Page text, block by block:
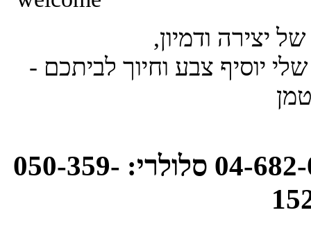
יצירה ודמיון,
יוסיף צבע וחיוך לביתכם -
אסנת רוטמן: טלפון: 04-682-0748 סלולרי: 050-359-